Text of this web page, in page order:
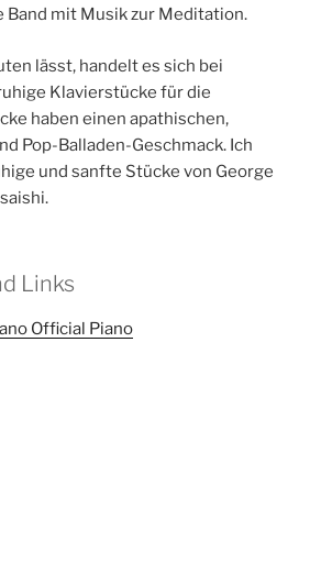
Band mit Musik zur Meditation.
lässt, handelt es sich bei
Klavierstücke für die
haben einen apathischen,
Pop-Balladen-Geschmack. Ich
und sanfte Stücke von George
Links
Official Piano